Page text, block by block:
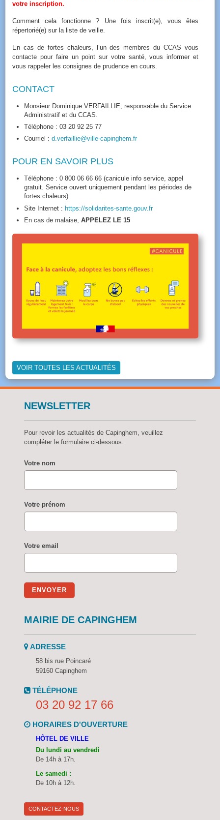
votre inscription.
Comment cela fonctionne ? Une fois inscrit(e), vous êtes
répertorié(e) sur la liste de veille.
En cas de fortes chaleurs, l’un des membres du CCAS vous
contacte pour faire un point sur votre santé, vous informer et
vous rappeler les consignes de prudence en cours.
CONTACT
Monsieur Dominique VERFAILLIE, responsable du Service
Administratif et du CCAS.
Téléphone : 03 20 92 25 77
Courriel :d.verfaillie@ville-capinghem.fr
POUR EN SAVOIR PLUS
Téléphone : 0 800 06 66 66 (canicule info service, appel
gratuit. Service ouvert uniquement pendant les périodes de
fortes chaleurs).
Site Internet : https://solidarites-sante.gouv.fr
En cas de malaise,APPELEZ LE 15
VOIR TOUTES LES ACTUALITÉS
NEWSLETTER
Pour revoir les actualités de Capinghem, veuillez
compléter le formulaire ci-dessous.
Votre nom
Votre prénom
Votre email
ENVOYER
MAIRIE DE CAPINGHEM
ADRESSE
58 bis rue Poincaré
59160 Capinghem
TÉLÉPHONE
03 20 92 17 66
HORAIRES D'OUVERTURE
HÔTEL DE VILLE
Du lundi au vendredi
De 14h à 17h.
Le samedi :
De 10h à 12h.
CONTACTEZ-NOUS